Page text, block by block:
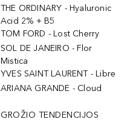
THE ORDINARY - Hyaluronic
Acid 2% + B5
TOM FORD - Lost Cherry
SOL DE JANEIRO - Flor
Mistica
YVES SAINT LAURENT - Libre
ARIANA GRANDE - Cloud
GROŽIO TENDENCIJOS